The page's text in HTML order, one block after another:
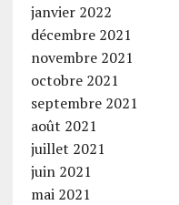
janvier 2022
décembre 2021
novembre 2021
octobre 2021
septembre 2021
août 2021
juillet 2021
juin 2021
mai 2021